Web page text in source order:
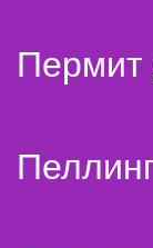
Пермит